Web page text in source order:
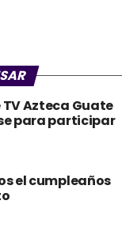
Azteca Guate
para participar
el cumpleaños